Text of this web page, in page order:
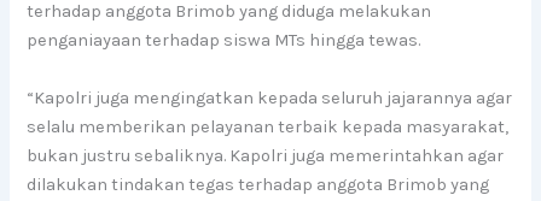
terhadap anggota Brimob yang diduga melakukan
penganiayaan terhadap siswa MTs hingga tewas.
“Kapolri juga mengingatkan kepada seluruh jajarannya agar
selalu memberikan pelayanan terbaik kepada masyarakat,
bukan justru sebaliknya. Kapolri juga memerintahkan agar
dilakukan tindakan tegas terhadap anggota Brimob yang